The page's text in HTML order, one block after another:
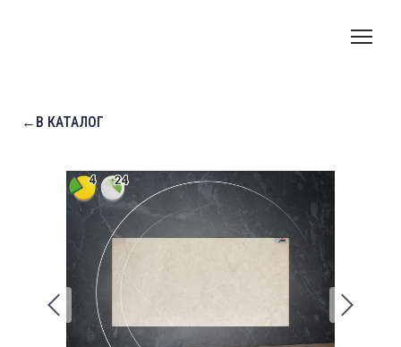
←В КАТАЛОГ